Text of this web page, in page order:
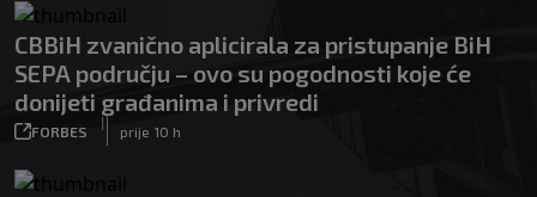
CBBiH zvanično aplicirala za pristupanje BiH
SEPA području – ovo su pogodnosti koje će
donijeti građanima i privredi
FORBES
|
prije 10 h